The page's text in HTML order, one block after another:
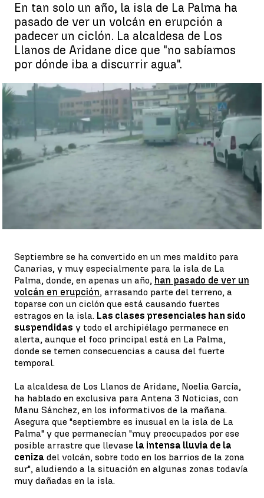
En tan solo un año, la isla de La Palma ha
pasado de ver un volcán en erupción a
padecer un ciclón. La alcaldesa de Los
Llanos de Aridane dice que "no sabíamos
por dónde iba a discurrir agua".
Canarias, sumida en un fuerte temporal |Antena 3 Noticias
26 de septiembre de 2022, 11:13
Linkedin
Septiembre se ha convertido en un mes maldito para
Canarias, y muy especialmente para la isla de La
Palma, donde, en apenas un año, han pasado de ver un
volcán en erupción, arrasando parte del terreno, a
toparse con un ciclón que está causando fuertes
estragos en la isla. Las clases presenciales han sido
suspendidas y todo el archipiélago permanece en
alerta, aunque el foco principal está en La Palma,
donde se temen consecuencias a causa del fuerte
temporal.
La alcaldesa de Los Llanos de Aridane, Noelia García,
ha hablado en exclusiva para Antena 3 Noticias, con
Manu Sánchez, en los informativos de la mañana.
Asegura que "septiembre es inusual en la isla de La
Palma" y que permanecían "muy preocupados por ese
posible arrastre que llevase la intensa lluvia de la
ceniza del volcán, sobre todo en los barrios de la zona
sur", aludiendo a la situación en algunas zonas todavía
muy dañadas en la isla.